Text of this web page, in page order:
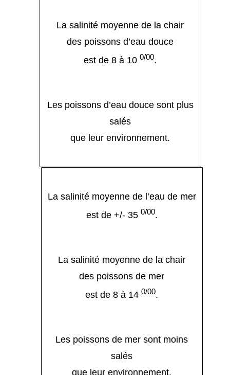
La salinité moyenne de la chair
des poissons d’eau douce
est de 8 à 10 0/00.
Les poissons d’eau douce sont plus
salés
que leur environnement.
La salinité moyenne de l’eau de mer
est de +/- 35 0/00.
La salinité moyenne de la chair
des poissons de mer
est de 8 à 14 0/00.
Les poissons de mer sont moins
salés
que leur environnement.